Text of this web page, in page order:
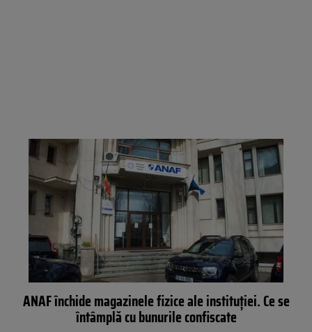
ANAF închide magazinele fizice ale instituției. Ce se
întâmplă cu bunurile confiscate